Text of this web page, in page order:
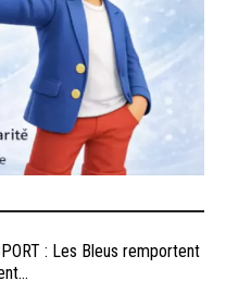
: Les Bleus remportent